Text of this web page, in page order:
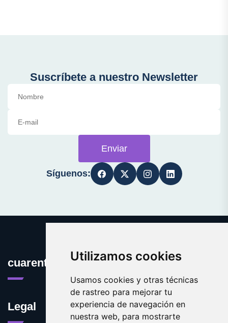
Utilizamos cookies
Usamos cookies y otras técnicas
de rastreo para mejorar tu
experiencia de navegación en
nuestra web, para mostrarte
Suscríbete a nuestro Newsletter
Enviar
Síguenos:
cuarentena.es
Legal